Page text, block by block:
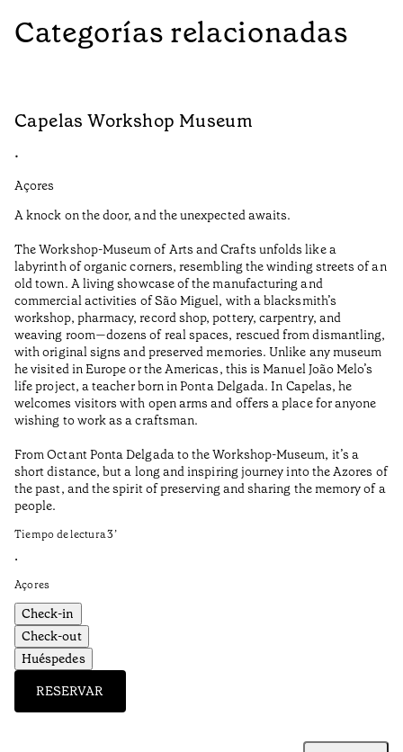
Categorías relacionadas
Capelas Workshop Museum
•
Açores
A knock on the door, and the unexpected awaits.
The Workshop-Museum of Arts and Crafts unfolds like a
labyrinth of organic corners, resembling the winding streets of an
old town. A living showcase of the manufacturing and
commercial activities of São Miguel, with a blacksmith’s
workshop, pharmacy, record shop, pottery, carpentry, and
weaving room—dozens of real spaces, rescued from dismantling,
with original signs and preserved memories. Unlike any museum
he visited in Europe or the Americas, this is Manuel João Melo’s
life project, a teacher born in Ponta Delgada. In Capelas, he
welcomes visitors with open arms and offers a place for anyone
wishing to work as a craftsman.
From Octant Ponta Delgada to the Workshop-Museum, it’s a
short distance, but a long and inspiring journey into the Azores of
the past, and the spirit of preserving and sharing the memory of a
people.
Tiempo de lectura3’
•
Açores
Check-in
Check-out
Huéspedes
RESERVAR